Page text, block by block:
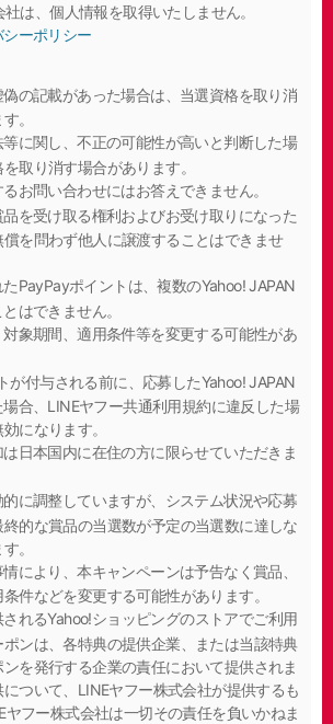
は、個人情報を取得いたしません。
シーポリシー
の記載があった場合は、当選資格を取り消
。
に関し、不正の可能性が高いと判断した場
取り消す場合があります。
お問い合わせにはお答えできません。
を受け取る権利およびお受け取りになった
を問わず他人に譲渡することはできませ
PayPayポイントは、複数のYahoo! JAPAN
はできません。
象期間、適用条件等を変更する可能性があ
が付与される前に、応募したYahoo! JAPAN
合、LINEヤフー共通利用規約に違反した場
になります。
日本国内に在住の方に限らせていただきま
に調整していますが、システム状況や応募
的な賞品の当選数が予定の当選数に達しな
。
により、本キャンペーンは予告なく賞品、
件などを変更する可能性があります。
れるYahoo!ショッピングのストアでご利用
ンは、各特典の提供企業、または当該特典
を発行する企業の責任において提供されま
ついて、LINEヤフー株式会社が提供するも
ヤフー株式会社は一切その責任を負いかねま